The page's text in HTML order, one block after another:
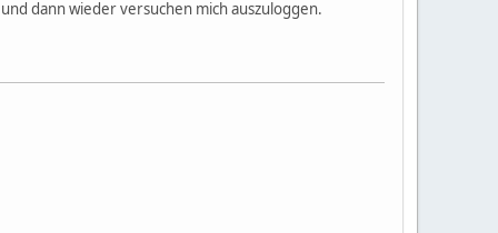
dann wieder versuchen mich auszuloggen.